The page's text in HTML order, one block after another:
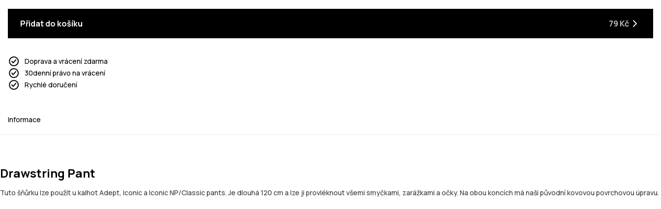
Přidat do košíku 79 Kč
Doprava a vrácení zdarma
30denní právo na vrácení
Rychlé doručení
Informace
Drawstring Pant
Tuto šňůrku lze použít u kalhot Adept, Iconic a Iconic NP/Classic pants. Je dlouhá 120 cm a lze ji provléknout všemi smyčkami, zarážkami a očky. Na obou koncích má naši původní kovovou povrchovou úpravu.